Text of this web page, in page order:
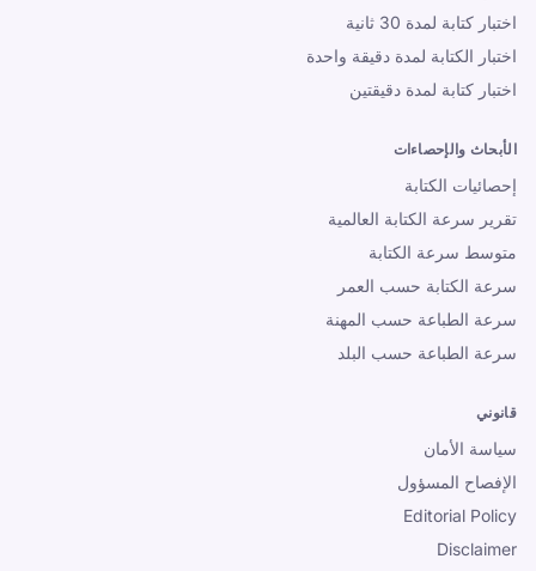
اختبار كتابة لمدة 30 ثانية
اختبار الكتابة لمدة دقيقة واحدة
اختبار كتابة لمدة دقيقتين
الأبحاث والإحصاءات
إحصائيات الكتابة
تقرير سرعة الكتابة العالمية
متوسط ​​سرعة الكتابة
سرعة الكتابة حسب العمر
سرعة الطباعة حسب المهنة
سرعة الطباعة حسب البلد
قانوني
سياسة الأمان
الإفصاح المسؤول
Editorial Policy
Disclaimer